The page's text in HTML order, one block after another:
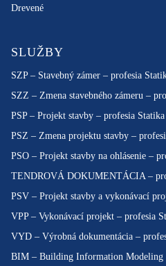
Drevené
SLUŽBY
SZP – Stavebný zámer – profesia
SZZ – Zmena stavebného zámeru –
PSP – Projekt stavby – profesia Statika
PSZ – Zmena projektu stavby –
PSO – Projekt stavby na ohlásenie –
TENDROVÁ DOKUMENTÁCIA –
PSV – Projekt stavby a vykonávací
VPP – Vykonávací projekt – profesia
VYD – Výrobná dokumentácia –
BIM – Building Information Modeling